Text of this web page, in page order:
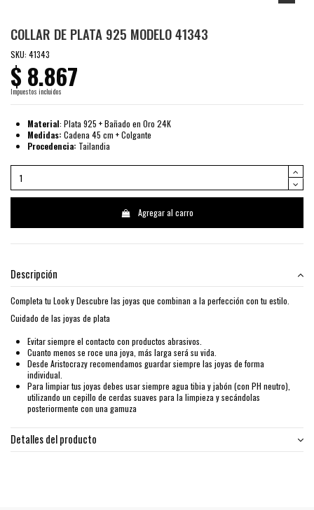
COLLAR DE PLATA 925 MODELO 41343
SKU: 41343
$ 8.867
Impuestos incluidos
Material: Plata 925 + Bañado en Oro 24K
Medidas: Cadena 45 cm + Colgante
Procedencia: Tailandia
Agregar al carro
Descripción
Completa tu Look y Descubre las joyas que combinan a la perfección con tu estilo.
Cuidado de las joyas de plata
Evitar siempre el contacto con productos abrasivos.
Cuanto menos se roce una joya, más larga será su vida.
Desde Aristocrazy recomendamos guardar siempre las joyas de forma
individual.
Para limpiar tus joyas debes usar siempre agua tibia y jabón (con PH neutro),
utilizando un cepillo de cerdas suaves para la limpieza y secándolas
posteriormente con una gamuza
Detalles del producto